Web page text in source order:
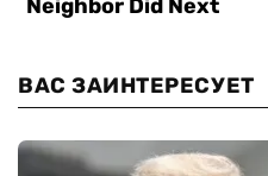
ВАС ЗАИНТЕРЕСУЕТ